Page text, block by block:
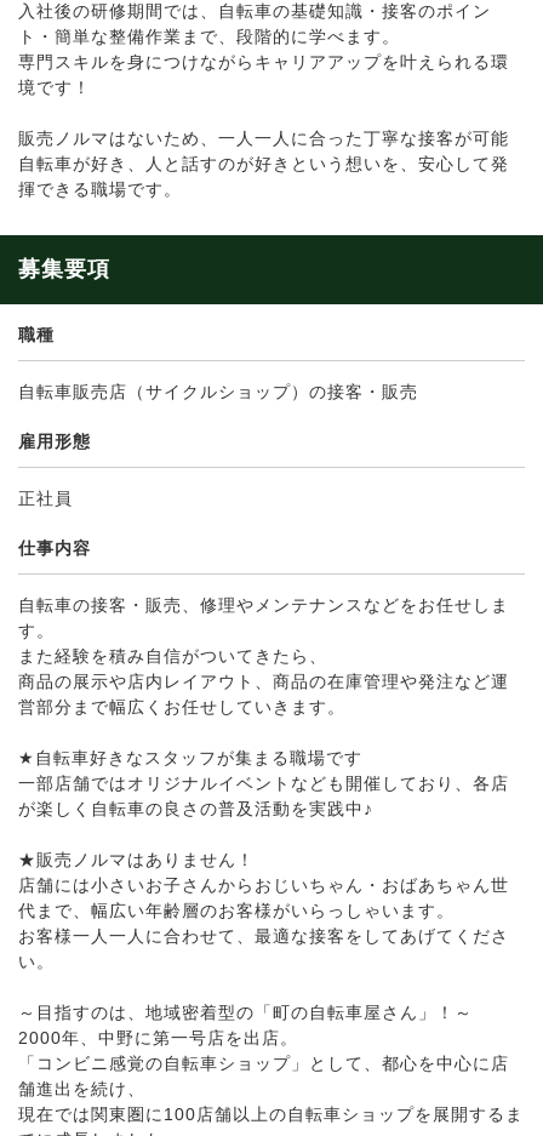
入社後の研修期間では、自転車の基礎知識・接客のポイン
ト・簡単な整備作業まで、段階的に学べます。
専門スキルを身につけながらキャリアアップを叶えられる環
境です！
販売ノルマはないため、一人一人に合った丁寧な接客が可能
自転車が好き、人と話すのが好きという想いを、安心して発
揮できる職場です。
募集要項
職種
自転車販売店（サイクルショップ）の接客・販売
雇用形態
正社員
仕事内容
自転車の接客・販売、修理やメンテナンスなどをお任せしま
す。
また経験を積み自信がついてきたら、
商品の展示や店内レイアウト、商品の在庫管理や発注など運
営部分まで幅広くお任せしていきます。
★自転車好きなスタッフが集まる職場です
一部店舗ではオリジナルイベントなども開催しており、各店
が楽しく自転車の良さの普及活動を実践中♪
★販売ノルマはありません！
店舗には小さいお子さんからおじいちゃん・おばあちゃん世
代まで、幅広い年齢層のお客様がいらっしゃいます。
お客様一人一人に合わせて、最適な接客をしてあげてくださ
い。
～目指すのは、地域密着型の「町の自転車屋さん」！～
2000年、中野に第一号店を出店。
「コンビニ感覚の自転車ショップ」として、都心を中心に店
舗進出を続け、
現在では関東圏に100店舗以上の自転車ショップを展開するま